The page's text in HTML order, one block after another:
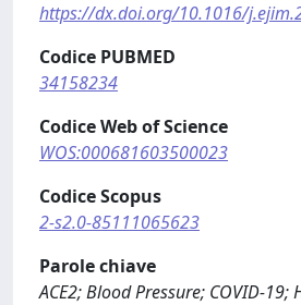
https://dx.doi.org/10.1016/
Codice PUBMED
34158234
Codice Web of Science
WOS:000681603500023
Codice Scopus
2-s2.0-85111065623
Parole chiave
ACE2; Blood Pressure; COVID-19;